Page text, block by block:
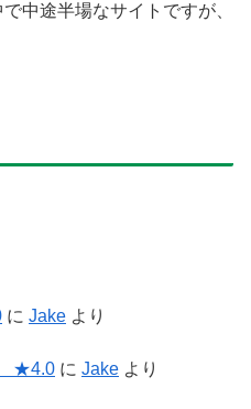
中途半場なサイトですが、
に Jake より
★4.0 に Jake より